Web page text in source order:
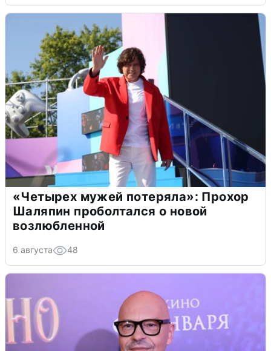
«Четырех мужей потеряла»: Прохор
Шаляпин проболтался о новой
возлюбленной
6 августа 48